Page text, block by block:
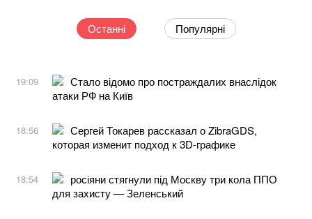
Останні Популярні
19:09
Стало відомо про постраждалих внаслідок
атаки РФ на Київ
18:56
Сергей Токарев рассказал о ZibraGDS,
которая изменит подход к 3D-графике
18:54
росіяни стягнули під Москву три кола ППО
для захисту — Зеленський